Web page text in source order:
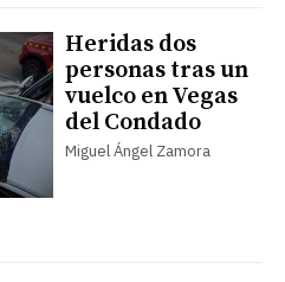
Heridas dos
personas tras un
vuelco en Vegas
del Condado
Miguel Ángel Zamora